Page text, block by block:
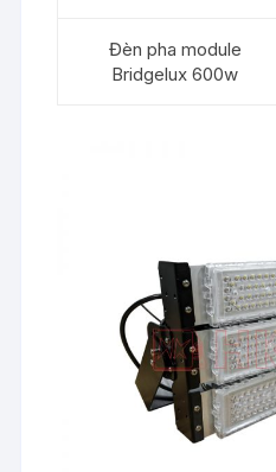
Đèn pha module
Bridgelux 600w